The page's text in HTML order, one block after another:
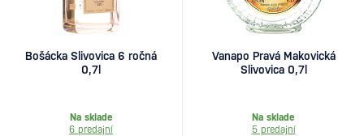
Bošácka Slivovica 6 ročná
0,7l
Na sklade
6 predajní
Vanapo Pravá Makovická
Slivovica 0,7l
Na sklade
5 predajní